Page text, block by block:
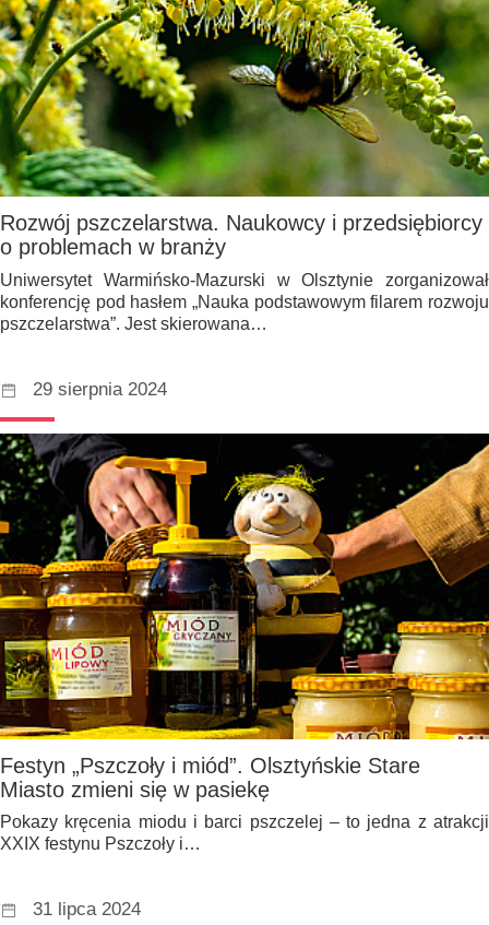
Rozwój pszczelarstwa. Naukowcy i przedsiębiorcy
o problemach w branży
Uniwersytet Warmińsko-Mazurski w Olsztynie zorganizował
konferencję pod hasłem „Nauka podstawowym filarem rozwoju
pszczelarstwa”. Jest skierowana…
29 sierpnia 2024
Festyn „Pszczoły i miód”. Olsztyńskie Stare
Miasto zmieni się w pasiekę
Pokazy kręcenia miodu i barci pszczelej – to jedna z atrakcji
XXIX festynu Pszczoły i…
31 lipca 2024